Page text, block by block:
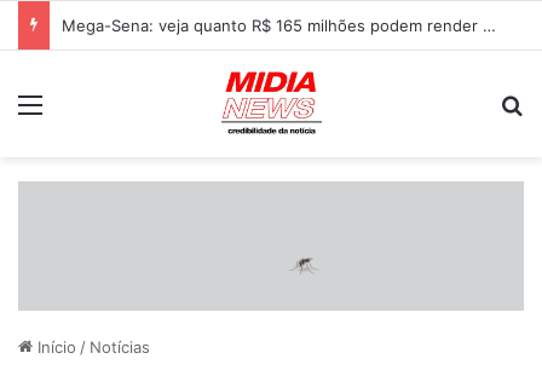
Mega-Sena: veja quanto R$ 165 milhões podem render na poupança, Tesouro Direto e CDB
Início / Notícias